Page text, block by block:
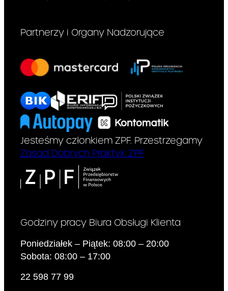
Partnerzy i Organy Nadzorujące
Jesteśmy członkiem ZPF. Przestrzegamy
Zasad Dobrych Praktyk ZPF
Godziny pracy Biura Obsługi Klienta
Poniedziałek – Piątek: 08:00 – 20:00
Sobota: 08:00 – 17:00
22 598 77 99